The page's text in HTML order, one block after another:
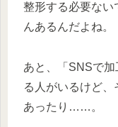
整形する必要ない
んあるんだよね。
あと、「SNSで
る人がいるけど
あったり……。